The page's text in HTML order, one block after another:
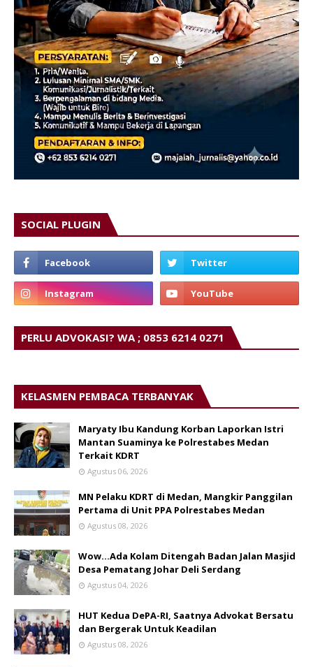
SOCIAL PLUGIN
PERLU ADVOKASI? WA ; 0853 6214 0271
KELASMEN PEMBACA TERBANYAK
Maryaty Ibu Kandung Korban Laporkan Istri
Mantan Suaminya ke Polrestabes Medan
Terkait KDRT
Agustus 06, 2026
MN Pelaku KDRT di Medan, Mangkir Panggilan
Pertama di Unit PPA Polrestabes Medan
Agustus 08, 2026
Wow...Ada Kolam Ditengah Badan Jalan Masjid
Desa Pematang Johar Deli Serdang
Agustus 04, 2026
HUT Kedua DePA-RI, Saatnya Advokat Bersatu
dan Bergerak Untuk Keadilan
Agustus 08, 2026